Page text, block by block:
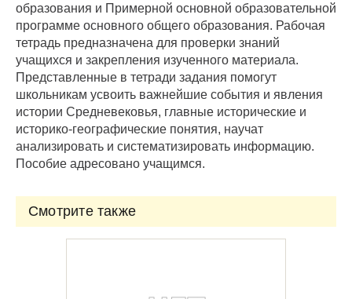
образования и Примерной основной образовательной
программе основного общего образования. Рабочая
тетрадь предназначена для проверки знаний
учащихся и закрепления изученного материала.
Представленные в тетради задания помогут
школьникам усвоить важнейшие события и явления
истории Средневековья, главные исторические и
историко-географические понятия, научат
анализировать и систематизировать информацию.
Пособие адресовано учащимся.
Смотрите также